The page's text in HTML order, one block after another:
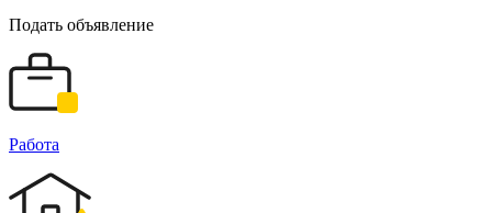
Подать объявление
Работа